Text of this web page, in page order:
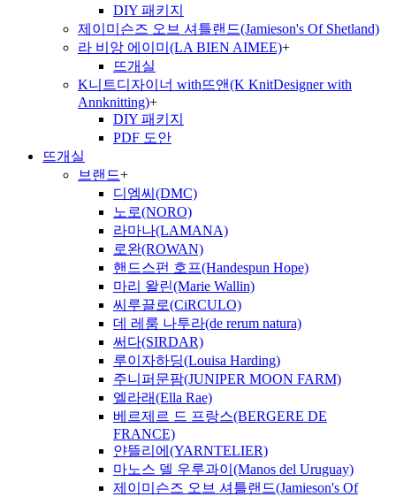
DIY 패키지
제이미슨즈 오브 셔틀랜드(Jamieson's Of Shetland)
라 비앙 에이미(LA BIEN AIMEE)+
뜨개실
K니트디자이너 with뜨앤(K KnitDesigner with
Annknitting)+
DIY 패키지
PDF 도안
뜨개실
브랜드+
디엠씨(DMC)
노로(NORO)
라마나(LAMANA)
로완(ROWAN)
핸드스펀 호프(Handespun Hope)
마리 왈린(Marie Wallin)
씨루끌로(CiRCULO)
데 레룸 나투라(de rerum natura)
써다(SIRDAR)
루이자하딩(Louisa Harding)
주니퍼문팜(JUNIPER MOON FARM)
엘라래(Ella Rae)
베르제르 드 프랑스(BERGERE DE
FRANCE)
얀뜰리에(YARNTELIER)
마노스 델 우루과이(Manos del Uruguay)
제이미슨즈 오브 셔틀랜드(Jamieson's Of